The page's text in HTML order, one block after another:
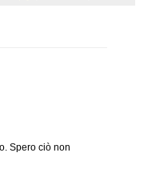
Spero ciò non